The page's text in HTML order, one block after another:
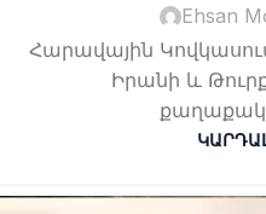
Ehsan
Հարավային
Իրանի և